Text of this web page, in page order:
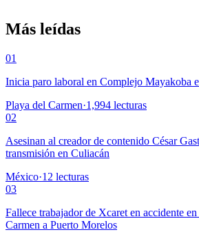
Más leídas
01
Inicia paro laboral en Complejo Mayakoba
Playa del Carmen·1,994 lecturas
02
Asesinan al creador de contenido César
transmisión en Culiacán
México·12 lecturas
03
Fallece trabajador de Xcaret en accidente
Carmen a Puerto Morelos